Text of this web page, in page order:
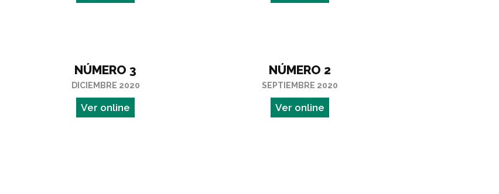
NÚMERO 3
DICIEMBRE 2020
Ver online
NÚMERO 2
SEPTIEMBRE 2020
Ver online